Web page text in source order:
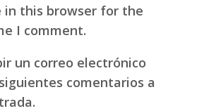
in this browser for the
I comment.
un correo electrónico
comentarios a